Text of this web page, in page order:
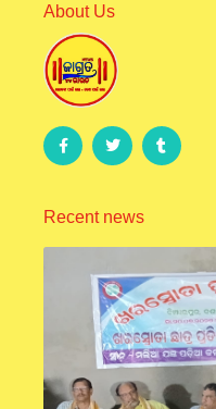
About Us
Recent news